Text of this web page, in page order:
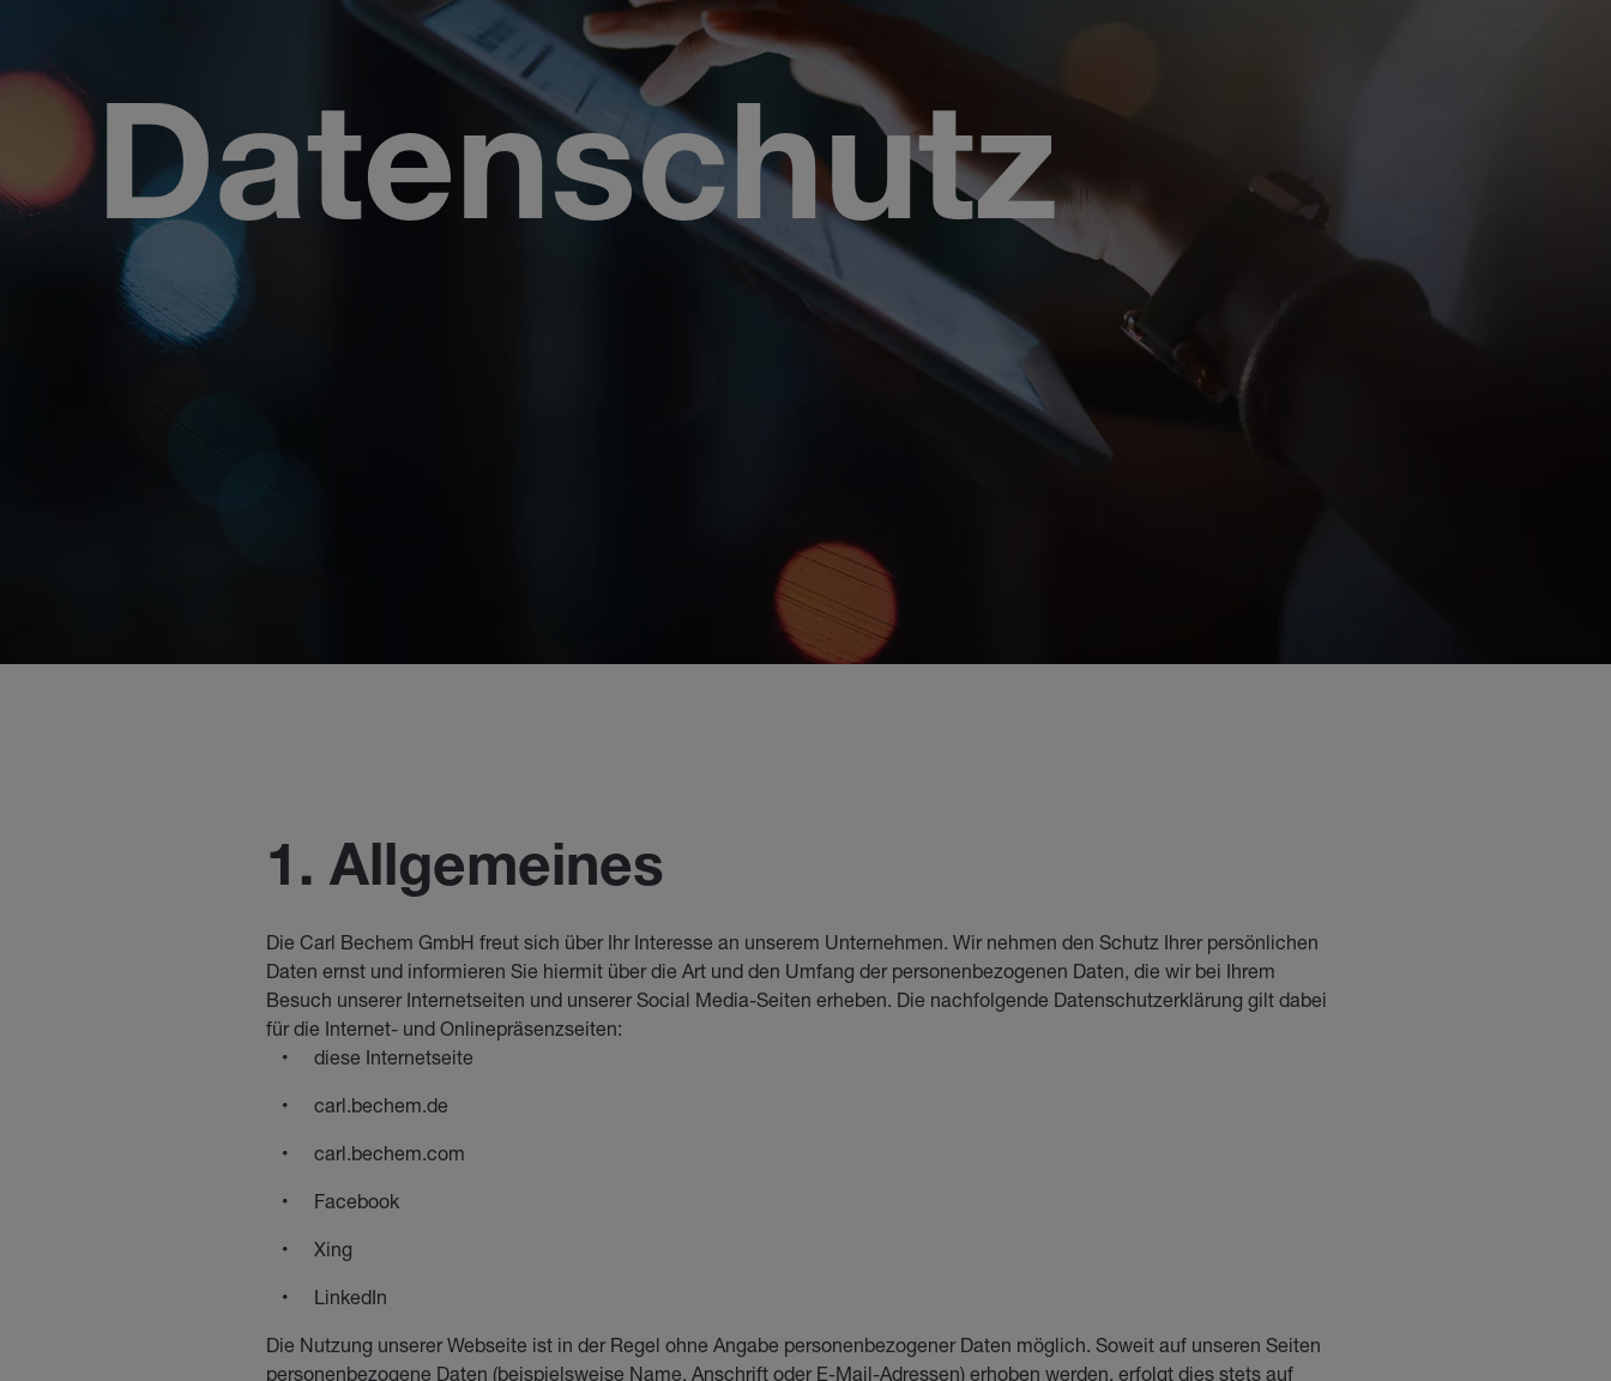
Datenschutz
1. Allgemeines
Die Carl Bechem GmbH freut sich über Ihr Interesse an unserem Unternehmen. Wir nehmen den Schutz Ihrer persönlichen
Daten ernst und informieren Sie hiermit über die Art und den Umfang der personenbezogenen Daten, die wir bei Ihrem
Besuch unserer Internetseiten und unserer Social Media-Seiten erheben. Die nachfolgende Datenschutzerklärung gilt dabei
für die Internet- und Onlinepräsenzseiten:
diese Internetseite
carl.bechem.de
carl.bechem.com
Facebook
Xing
LinkedIn
Die Nutzung unserer Webseite ist in der Regel ohne Angabe personenbezogener Daten möglich. Soweit auf unseren Seiten
personenbezogene Daten (beispielsweise Name, Anschrift oder E-Mail-Adressen) erhoben werden, erfolgt dies stets auf